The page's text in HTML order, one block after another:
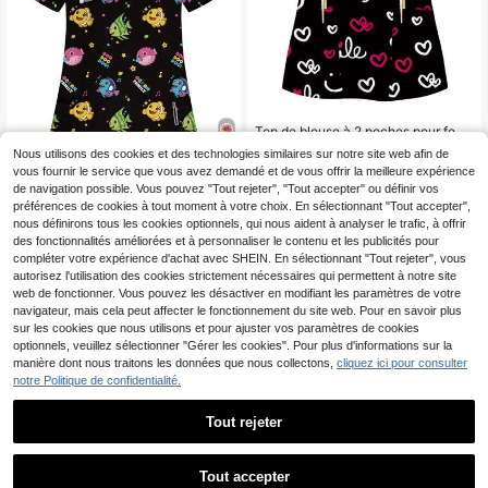
4
NEW PopScrub Top de travail pour f
emmes, col en V noir, manches cour
tes, double poche, motif de dessin a
nimé mignon, imprimé animal petit p
oisson mignon, uniforme de travail p
our infirmière et médecin, uniforme
de scrub chirurgical pour examen d
e santé, Top d'uniforme de travail p
our toilettage d'animaux de compag
nie, vêtements de travail pour nutriti
onniste à manches courtes, vêteme
nts de travail de laboratoire, vêteme
nts de travail fonctionnels multi-po
ches, vêtements de vacances fonct
9,49€
Top de blouse à 2 poches pour fem
mes, doux, respirant, chemise de bl
ouse pratique pour les professionne
ls de santé - Chemise de blouse aut
omne
10,49€
1
Nous utilisons des cookies et des technologies similaires sur notre site web afin de
vous fournir le service que vous avez demandé et de vous offrir la meilleure expérience
de navigation possible. Vous pouvez "Tout rejeter", "Tout accepter" ou définir vos
préférences de cookies à tout moment à votre choix. En sélectionnant "Tout accepter",
nous définirons tous les cookies optionnels, qui nous aident à analyser le trafic, à offrir
des fonctionnalités améliorées et à personnaliser le contenu et les publicités pour
compléter votre expérience d'achat avec SHEIN. En sélectionnant "Tout rejeter", vous
autorisez l'utilisation des cookies strictement nécessaires qui permettent à notre site
web de fonctionner. Vous pouvez les désactiver en modifiant les paramètres de votre
navigateur, mais cela peut affecter le fonctionnement du site web. Pour en savoir plus
sur les cookies que nous utilisons et pour ajuster vos paramètres de cookies
optionnels, veuillez sélectionner "Gérer les cookies". Pour plus d'informations sur la
manière dont nous traitons les données que nous collectons, cliquez ici pour consulter
notre Politique de confidentialité.
Tout rejeter
Tout accepter